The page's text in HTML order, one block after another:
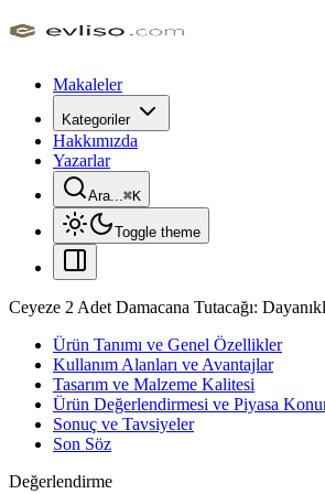
Makaleler
Kategoriler
Hakkımızda
Yazarlar
Ara...⌘K
Toggle theme
Ceyeze 2 Adet Damacana Tutacağı:
Ürün Tanımı ve Genel Özellikler
Kullanım Alanları ve Avantajlar
Tasarım ve Malzeme Kalitesi
Ürün Değerlendirmesi ve Piyasa
Sonuç ve Tavsiyeler
Son Söz
Değerlendirme